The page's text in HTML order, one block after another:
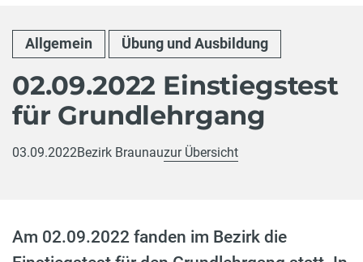
Allgemein Übung und Ausbildung
02.09.2022 Einstiegstest
für Grundlehrgang
03.09.2022Bezirk Braunauzur Übersicht
Am 02.09.2022 fanden im Bezirk die